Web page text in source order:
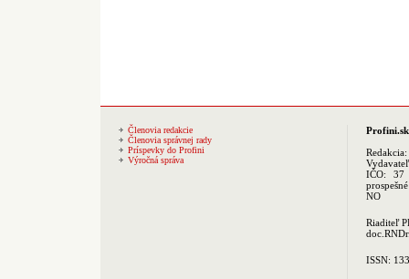
Členovia redakcie
Členovia správnej rady
Príspevky do Profini
Výročná správa
Profini.sk
Redakcia:
IČO: 37
NO
Riaditeľ
ISSN: